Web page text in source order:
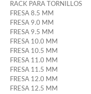
RACK PARA TORNILLOS
FRESA 8.5 MM
FRESA 9.0 MM
FRESA 9.5 MM
FRESA 10.0 MM
FRESA 10.5 MM
FRESA 11.0 MM
FRESA 11.5 MM
FRESA 12.0 MM
FRESA 12.5 MM